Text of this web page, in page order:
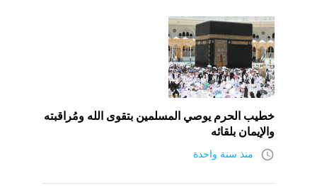
خطيب الحرم يوصي المسلمين بتقوى الله ومُراقبته
والإيمان بلقائه
access_time منذ سنة واحدة